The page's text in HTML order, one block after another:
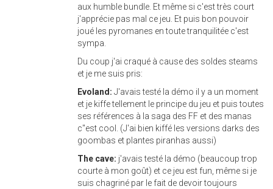
aux humble bundle. Et même si c'est très court
j'apprécie pas mal ce jeu. Et puis bon pouvoir
joué les pyromanes en toute tranquilitée c'est
sympa.
Du coup j'ai craqué à cause des soldes steams
et je me suis pris:
Evoland: J'avais testé la démo il y a un moment
et je kiffe tellement le principe du jeu et puis toutes
ses références à la saga des FF et des manas
c''est cool. (J'ai bien kiffé les versions darks des
goombas et plantes piranhas aussi)
The cave: j'avais testé la démo (beaucoup trop
courte à mon goût) et ce jeu est fun, même si je
suis chagriné par le fait de devoir toujours